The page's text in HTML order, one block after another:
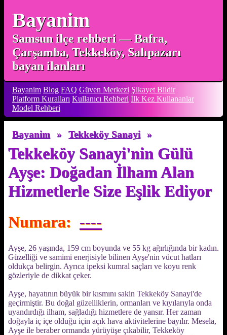
Bayanim
Samsun ilçe rehberi — Bafra,
Çarşamba, Tekkeköy, Salıpazarı
bayan ilanları
Bayanim Blog FAQ Güven Merkezi Şikayet Bildir
Platform Kuralları Kullanıcı Rehberi İlk Kez Kullananlar
Model Rehberi
Bayanim » Tekkeköy Sanayi »
Tekkeköy Sanayi'nin Gülü
Ayşe: Doğadan İlham Alan
Hizmetlerle Size Eşlik Ediyor
Numara: ----
Ayşe, 26 yaşında, 159 cm boyunda ve 55 kg ağırlığında bir kadın.
Güzelliği ve samimi enerjisiyle bilinen Ayşe'nin vücut hatları
oldukça belirgin. Ayrıca ipeksi kumral saçları ve koyu renk
gözleriyle de dikkat çeker.
Ayşe, hayatının büyük bir kısmını sakin Tekkeköy Sanayi'de
geçirmiştir. Bu doğal güzelliklerin, ormanları ve kıyılarıyla onda
uyandırdığı ilham, sağladığı hizmetlere de yansır. Her zaman
doğayla iç içe olduğu için açık hava aktivitelerine bayılır. Mesela,
Ayşe ile beraber ormanda yürüyüşe çıkabilir, Tekkeköy